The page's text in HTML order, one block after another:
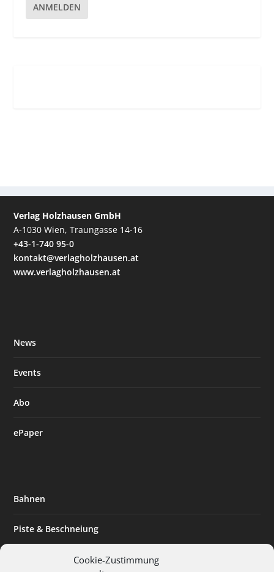
Cookie-Zustimmung
ANMELDEN
Verlag Holzhausen GmbH
A-1030 Wien, Traungasse 14-16
+43-1-740 95-0
kontakt@verlagholzhausen.at
www.verlagholzhausen.at
News
Events
Abo
ePaper
Bahnen
Piste & Beschneiung